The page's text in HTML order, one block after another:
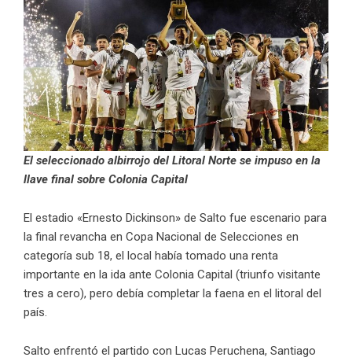
El seleccionado albirrojo del Litoral Norte se impuso en la
llave final sobre Colonia Capital
El estadio «Ernesto Dickinson» de Salto fue escenario para
la final revancha en Copa Nacional de Selecciones en
categoría sub 18, el local había tomado una renta
importante en la ida ante Colonia Capital (triunfo visitante
tres a cero), pero debía completar la faena en el litoral del
país.
Salto enfrentó el partido con Lucas Peruchena, Santiago